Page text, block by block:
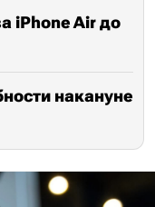
iPhone Air до
накануне